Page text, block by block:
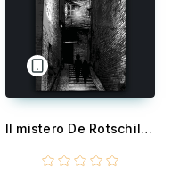
Il mistero De Rotschild - Le verità dietro al "Giallo dei Sibillini"